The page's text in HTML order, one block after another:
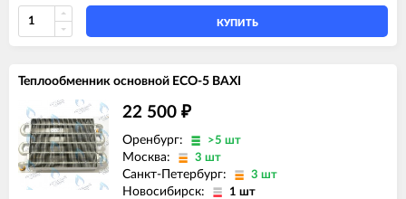
КУПИТЬ
Теплообменник основной ECO-5 BAXI
22 500 ₽
Оренбург: >5 шт
Москва: 3 шт
Санкт-Петербург: 3 шт
Новосибирск: 1 шт